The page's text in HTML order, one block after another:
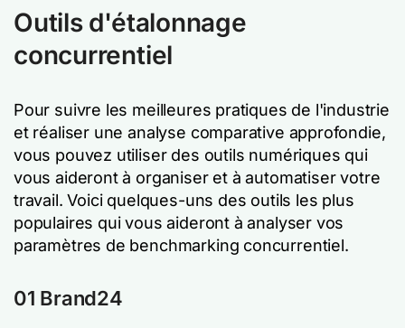
Outils d'étalonnage
concurrentiel
Pour suivre les meilleures pratiques de l'industrie
et réaliser une analyse comparative approfondie,
vous pouvez utiliser des outils numériques qui
vous aideront à organiser et à automatiser votre
travail. Voici quelques-uns des outils les plus
populaires qui vous aideront à analyser vos
paramètres de benchmarking concurrentiel.
01 Brand24